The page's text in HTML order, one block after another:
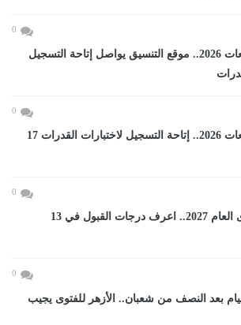
0
تنسيق الجامعات 2026.. موقع التنسيق يواصل إتاحة التسجيل
0
تنسيق الجامعات 2026.. إتاحة التسجيل لاختبارات القدرات 17
0
تنسيق الثانوى العام 2027.. اعرف درجات القبول في 13
0
بعد النصف من شعبان.. الأزهر للفتوى يجيب